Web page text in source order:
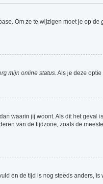
Om ze te wijzigen moet je op de
mijn online status. Als je deze
waarin jij woont. Als dit het
van de tijdzone, zoals de
en de tijd is nog steeds anders,